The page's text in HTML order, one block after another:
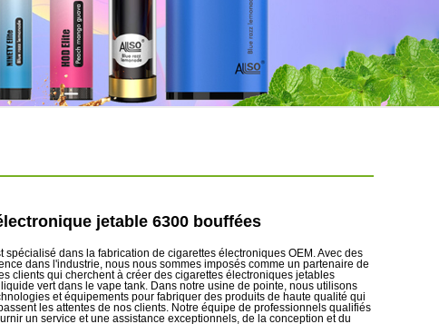
jetable 6300 bouffées
spécialisé dans la fabrication de cigarettes électroniques OEM. Avec des
dans l'industrie, nous nous sommes imposés comme un partenaire de
clients qui cherchent à créer des cigarettes électroniques jetables
vert dans le vape tank. Dans notre usine de pointe, nous utilisons
et équipements pour fabriquer des produits de haute qualité qui
les attentes de nos clients. Notre équipe de professionnels qualifiés
un service et une assistance exceptionnels, de la conception et du